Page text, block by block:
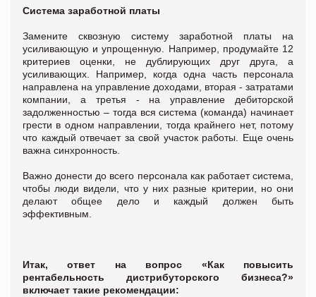
Система заработной платы
Замените сквозную систему заработной платы на
усиливающую и упрощенную. Например, продумайте 12
критериев оценки, не дублирующих друг друга, а
усиливающих. Например, когда одна часть персонала
направлена на управление доходами, вторая - затратами
компании, а третья - на управление дебиторской
задолженностью – тогда вся система (команда) начинает
грести в одном направлении, тогда крайнего нет, потому
что каждый отвечает за свой участок работы. Еще очень
важна синхронность.
Важно донести до всего персонала как работает система,
чтобы люди видели, что у них разные критерии, но они
делают общее дело и каждый должен быть
эффективным.
Итак, ответ на вопрос «Как повысить
рентабельность дистрибуторского бизнеса?»
включает такие рекомендации: